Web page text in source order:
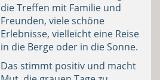
die Treffen mit Familie und
Freunden, viele schöne
Erlebnisse, vielleicht eine Reise
in die Berge oder in die Sonne.
Das stimmt positiv und macht